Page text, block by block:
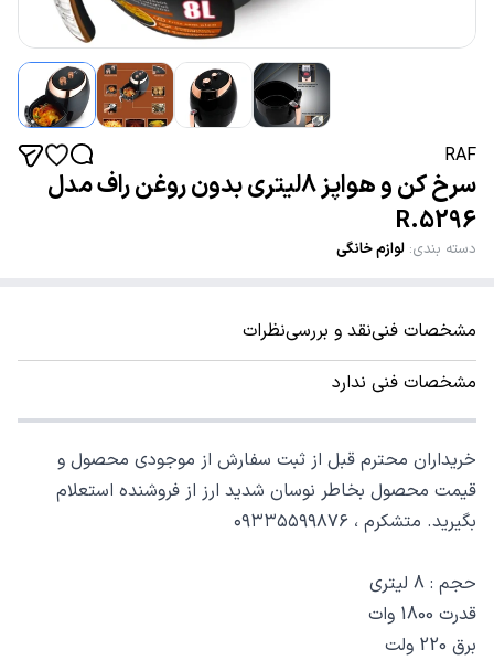
RAF
سرخ کن و هواپز 8لیتری بدون روغن راف مدل
R.5296
دسته بندی: لوازم خانگی
مشخصات فنینقد و بررسینظرات
مشخصات فنی ندارد
خریداران محترم قبل از ثبت سفارش از موجودی محصول و
قیمت محصول بخاطر نوسان شدید ارز از فروشنده استعلام
بگیرید. متشکرم ، ۰۹۳۳۵۵۹۹۸۷۶
حجم : 8 لیتری
قدرت 1800 وات
برق 220 ولت